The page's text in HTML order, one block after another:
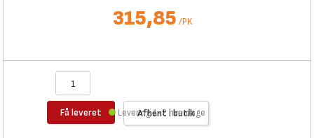
315,85 /PK
Få leveret Afhent i butik
Levering 1-2 hverdage